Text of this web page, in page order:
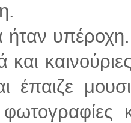
υπέροχη.
και
έπαιζε